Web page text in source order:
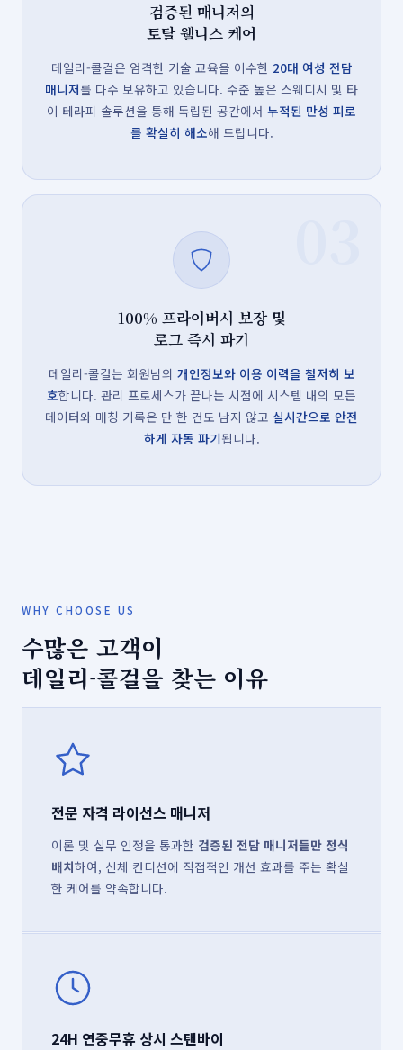
검증된 매니저의
토탈 웰니스 케어
데일리-콜걸은 엄격한 기술 교육을 이수한 20대 여성 전담
매니저를 다수 보유하고 있습니다. 수준 높은 스웨디시 및 타
이 테라피 솔루션을 통해 독립된 공간에서 누적된 만성 피로
를 확실히 해소해 드립니다.
100% 프라이버시 보장 및
로그 즉시 파기
데일리-콜걸는 회원님의 개인정보와 이용 이력을 철저히 보
호합니다. 관리 프로세스가 끝나는 시점에 시스템 내의 모든
데이터와 매칭 기록은 단 한 건도 남지 않고 실시간으로 안전
하게 자동 파기됩니다.
WHY CHOOSE US
수많은 고객이
데일리-콜걸을 찾는 이유
전문 자격 라이선스 매니저
이론 및 실무 인정을 통과한 검증된 전담 매니저들만 정식
배치하여, 신체 컨디션에 직접적인 개선 효과를 주는 확실
한 케어를 약속합니다.
24H 연중무휴 상시 스탠바이